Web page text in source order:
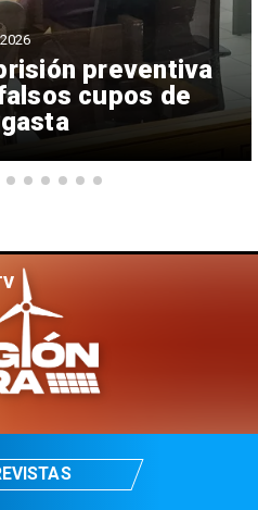
preventiva
cupos de